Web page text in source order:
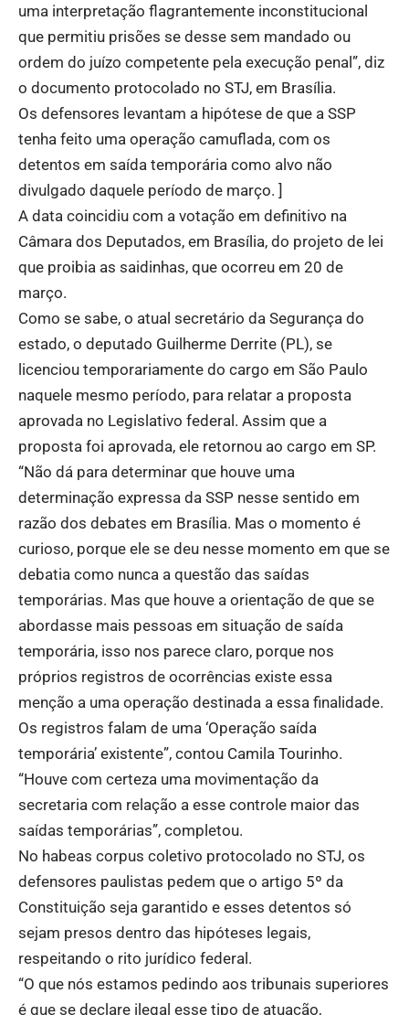
uma interpretação flagrantemente inconstitucional
que permitiu prisões se desse sem mandado ou
ordem do juízo competente pela execução penal”, diz
o documento protocolado no STJ, em Brasília.
Os defensores levantam a hipótese de que a SSP
tenha feito uma operação camuflada, com os
detentos em saída temporária como alvo não
divulgado daquele período de março. ]
A data coincidiu com a votação em definitivo na
Câmara dos Deputados, em Brasília, do projeto de lei
que proibia as saidinhas, que ocorreu em 20 de
março.
Como se sabe, o atual secretário da Segurança do
estado, o deputado Guilherme Derrite (PL), se
licenciou temporariamente do cargo em São Paulo
naquele mesmo período, para relatar a proposta
aprovada no Legislativo federal. Assim que a
proposta foi aprovada, ele retornou ao cargo em SP.
“Não dá para determinar que houve uma
determinação expressa da SSP nesse sentido em
razão dos debates em Brasília. Mas o momento é
curioso, porque ele se deu nesse momento em que se
debatia como nunca a questão das saídas
temporárias. Mas que houve a orientação de que se
abordasse mais pessoas em situação de saída
temporária, isso nos parece claro, porque nos
próprios registros de ocorrências existe essa
menção a uma operação destinada a essa finalidade.
Os registros falam de uma ‘Operação saída
temporária’ existente”, contou Camila Tourinho.
“Houve com certeza uma movimentação da
secretaria com relação a esse controle maior das
saídas temporárias”, completou.
No habeas corpus coletivo protocolado no STJ, os
defensores paulistas pedem que o artigo 5º da
Constituição seja garantido e esses detentos só
sejam presos dentro das hipóteses legais,
respeitando o rito jurídico federal.
“O que nós estamos pedindo aos tribunais superiores
é que se declare ilegal esse tipo de atuação,